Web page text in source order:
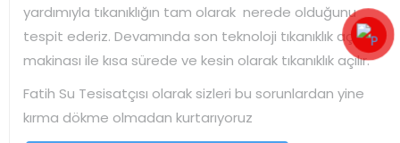
yardımıyla tıkanıklığın tam olarak nerede olduğunu
tespit ederiz. Devamında son teknoloji tıkanıklık açma
makinası ile kısa sürede ve kesin olarak tıkanıklık açılır.
Fatih Su Tesisatçısı olarak sizleri bu sorunlardan yine
kırma dökme olmadan kurtarıyoruz